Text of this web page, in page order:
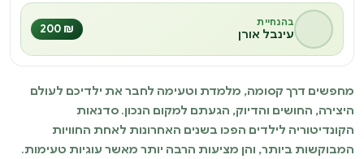
בהנחיית
עינבל אורן ₪ 200
מחפשים דרך קסומה, מלמדת וטעימה לחבר את ילדיכם לעולם
היצירה, החושים והדיוק, הגעתם למקום הנכון. סדנאות
הקונדיטוריה לילדים הפכו בשנים האחרונות לאחת החוויות
המבוקשות ביותר, והן מציעות הרבה יותר מאשר עוגיות טעימות.